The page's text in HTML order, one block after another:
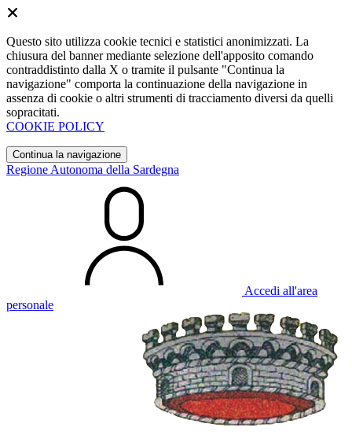
Questo sito utilizza cookie tecnici e statistici anonimizzati. La
chiusura del banner mediante selezione dell'apposito comando
contraddistinto dalla X o tramite il pulsante "Continua la
navigazione" comporta la continuazione della navigazione in
assenza di cookie o altri strumenti di tracciamento diversi da quelli
sopracitati.
COOKIE POLICY
Continua la navigazione
Regione Autonoma della Sardegna
Accedi all'area
personale